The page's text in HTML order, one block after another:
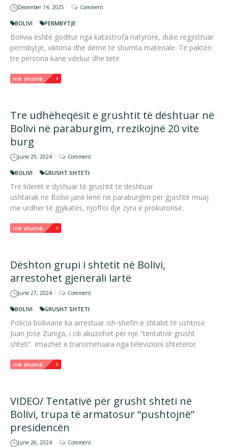
December 14, 2025 Comment
BOLIVI PERMBYTJE
Bolivia është goditur nga katastrofa natyrore, duke regjistruar
përmbytje, viktima dhe dëme të shumta materiale. Të paktën
tre persona kanë vdekur dhe tetë
më shumë...
Tre udhëheqësit e grushtit të dështuar në
Bolivi në paraburgim, rrezikojnë 20 vite
burg
June 29, 2024 Comment
BOLIVI GRUSHT SHTETI
Tre liderët e dyshuar të grushtit të dështuar
ushtarak në Bolivi janë lënë në paraburgim për gjashtë muaj
me urdhër të gjykatës, njoftoi dje zyra e prokurorisë.
më shumë...
Dështon grupi i shtetit në Bolivi,
arrestohet gjenerali lartë
June 27, 2024 Comment
BOLIVI GRUSHT SHTETI
Policia boliviane ka arrestuar ish-shefin e shtabit të ushtrisë
Juan Jose Zuniga, i cili akuzohet për një “tentativë grusht
shteti”. Imazhet e transmetuara nga televizioni shtetëror
më shumë...
VIDEO/ Tentativë për grusht shteti në
Bolivi, trupa të armatosur “pushtojnë”
presidencën
June 26, 2024 Comment